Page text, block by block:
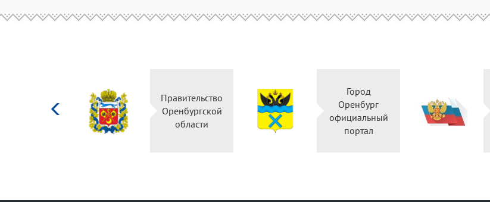
Правительство
Оренбургской
области
Город
Оренбург
официальный
портал